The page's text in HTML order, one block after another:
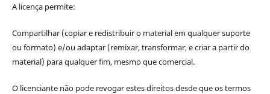
A licença permite:
Compartilhar (copiar e redistribuir o material em qualquer suporte
ou formato) e/ou adaptar (remixar, transformar, e criar a partir do
material) para qualquer fim, mesmo que comercial.
O licenciante não pode revogar estes direitos desde que os termos